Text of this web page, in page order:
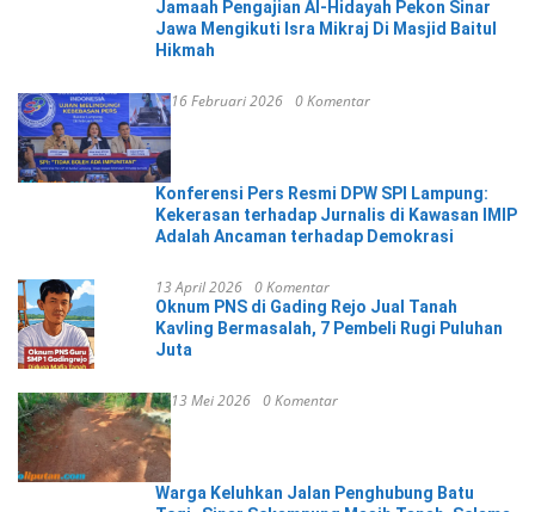
Jamaah Pengajian Al-Hidayah Pekon Sinar
Jawa Mengikuti Isra Mikraj Di Masjid Baitul
Hikmah
16 Februari 2026 0 Komentar
Konferensi Pers Resmi DPW SPI Lampung:
Kekerasan terhadap Jurnalis di Kawasan IMIP
Adalah Ancaman terhadap Demokrasi
13 April 2026 0 Komentar
Oknum PNS di Gading Rejo Jual Tanah
Kavling Bermasalah, 7 Pembeli Rugi Puluhan
Juta
13 Mei 2026 0 Komentar
Warga Keluhkan Jalan Penghubung Batu